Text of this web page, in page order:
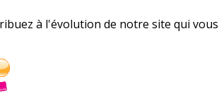
à l'évolution de notre site qui